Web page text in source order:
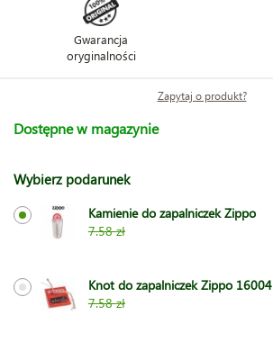
Gwarancja
oryginalności
Zapytaj o produkt?
Dostępne w magazynie
Wybierz podarunek
Kamienie do zapalniczek Zippo
7.58 zł
Knot do zapalniczek Zippo 16004
7.58 zł